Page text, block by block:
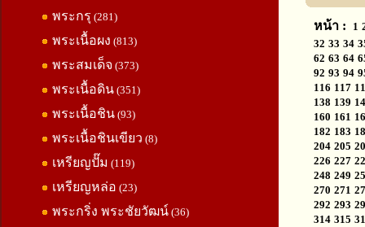
พระกรุ (281)
พระเนื้อผง (813)
พระสมเด็จ (373)
พระเนื้อดิน (351)
พระเนื้อชิน (93)
พระเนื้อชินเขียว (8)
เหรียญปั๊ม (119)
เหรียญหล่อ (23)
พระกริ่ง พระชัยวัฒน์ (36)
หน้า : 1
32 33 34
62 63 64
92 93 94
116 117
138 139
160 161
182 183
204 205
226 227
248 249
270 271
292 293
314 315